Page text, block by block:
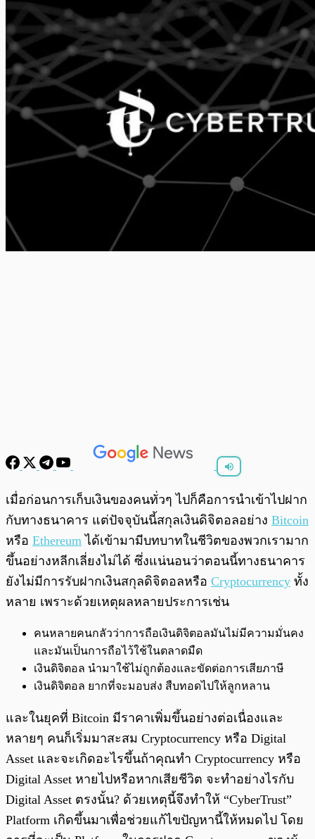
0:00 / 0:00
เมื่อก่อนการเก็บเงินของคนทั่วๆ ไปก็คือการนำเข้าไปฝาก
กับทางธนาคาร แต่ปัจจุบันนี้สกุลเงินดิจิตอลอย่าง Bitcoin
หรือ Ethereum ได้เข้ามามีบทบาทในชีวิตของพวกเรามาก
ขึ้นอย่างหลีกเลี่ยงไม่ได้ ซึ่งแน่นอนว่าตอนนี้ทางธนาคาร
ยังไม่มีการรับฝากเงินสกุลดิจิตอลหรือ Cryptocurrency ทั้ง
หลาย เพราะด้วยเหตุผลหลายประการเช่น
คนหลายคนกลัวว่าการถือเงินดิจิตอลมันไม่มีความมั่นคง
และมันเป็นการถือไว้ใช้ในตลาดมืด
เงินดิจิตอล นำมาใช้ไม่ถูกต้องและขัดต่อการเสียภาษี
เงินดิจิตอล ยากที่จะมอบส่ง สืบทอดไปให้ลูกหลาน
และในยุคที่ Bitcoin มีราคาเพิ่มขึ้นอย่างต่อเนื่องและ
หลายๆ คนก็เริ่มมาสะสม Cryptocurrency หรือ Digital
Asset และจะเกิดอะไรขึ้นถ้าคุณทำ Cryptocurrency หรือ
Digital Asset หายไปหรือหากเสียชีวิต จะทำอย่างไรกับ
Digital Asset ตรงนั้น? ด้วยเหตุนี้จึงทำให้ “CyberTrust”
Platform เกิดขึ้นมาเพื่อช่วยแก้ไขปัญหานี้ให้หมดไป โดย